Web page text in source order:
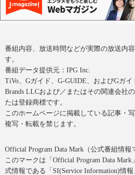
番組内容、放送時間などが実際の放送内
す。
番組データ提供元：IPG Inc.
TiVo、Gガイド、G-GUIDE、およびGガ
Brands LLCおよび／またはその関連会社
たは登録商標です。
このホームページに掲載している記事・
複写・転載を禁じます。
Official Program Data Mark（公式番組情報
このマークは「Official Program Data
式情報である「SI(Service Information)情